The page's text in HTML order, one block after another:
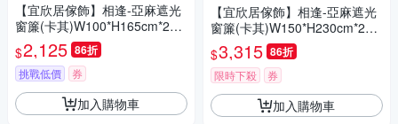
【宜欣居傢飾】相逢-亞麻遮光
窗簾(卡其)W100*H165cm*2片/
遮光/摺景/半腰/窗簾/台灣製MI
T
$2,125 86折
挑戰低價 券
加入購物車
【宜欣居傢飾】相逢-亞麻遮光
窗簾(卡其)W150*H230cm*2片/
遮光/摺景/半腰/窗簾/台灣製MI
T
$3,315 86折
限時下殺 券
加入購物車